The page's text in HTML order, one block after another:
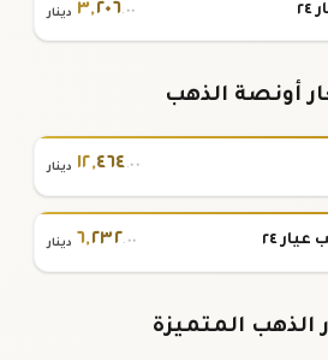
٣,٢٠٦.٠٠ دينار
أونصة الذهب
١٢,٤٦٤.٠٠ دينار
٢٤ ٦,٢٣٢.٠٠ دينار
الذهب المتميزة